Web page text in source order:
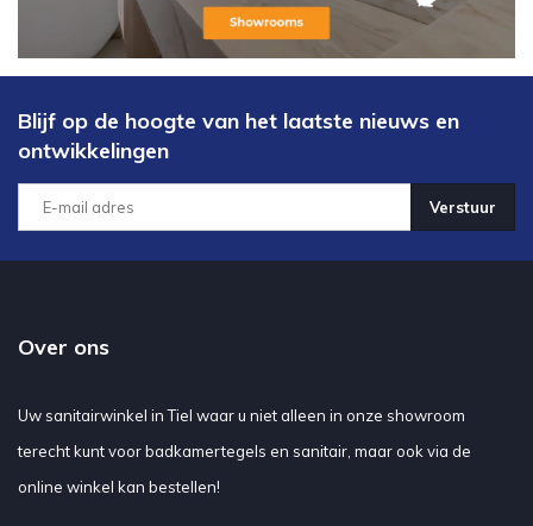
Blijf op de hoogte van het laatste nieuws en
ontwikkelingen
Verstuur
Over ons
Uw sanitairwinkel in Tiel waar u niet alleen in onze showroom
terecht kunt voor badkamertegels en sanitair, maar ook via de
online winkel kan bestellen!